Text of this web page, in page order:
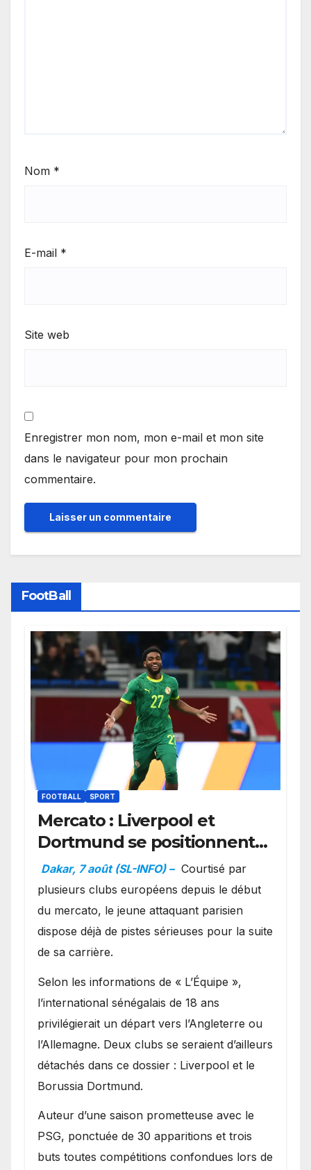
Nom *
E-mail *
Site web
Enregistrer mon nom, mon e-mail et mon site
dans le navigateur pour mon prochain
commentaire.
FootBall
FOOTBALL SPORT
Mercato : Liverpool et
Dortmund se positionnent
en favoris pour recruter
Ibrahim Mbaye
Dakar, 7 août (SL-INFO) – Courtisé par
plusieurs clubs européens depuis le début
du mercato, le jeune attaquant parisien
dispose déjà de pistes sérieuses pour la suite
de sa carrière.
Selon les informations de « L’Équipe »,
l’international sénégalais de 18 ans
privilégierait un départ vers l’Angleterre ou
l’Allemagne. Deux clubs se seraient d’ailleurs
détachés dans ce dossier : Liverpool et le
Borussia Dortmund.
Auteur d’une saison prometteuse avec le
PSG, ponctuée de 30 apparitions et trois
buts toutes compétitions confondues lors de